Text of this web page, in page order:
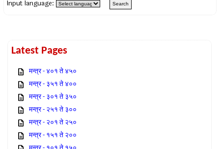
Input language:
Latest Pages
मन्त्र - ४०१ ते ४५०
मन्त्र - ३५१ ते ४००
मन्त्र - ३०१ ते ३५०
मन्त्र - २५१ ते ३००
मन्त्र - २०१ ते २५०
मन्त्र - १५१ ते २००